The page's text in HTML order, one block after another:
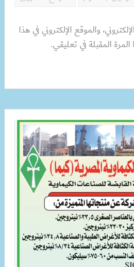
والموقع الإلكتروني في هذا
المقبلة في تعليقي.